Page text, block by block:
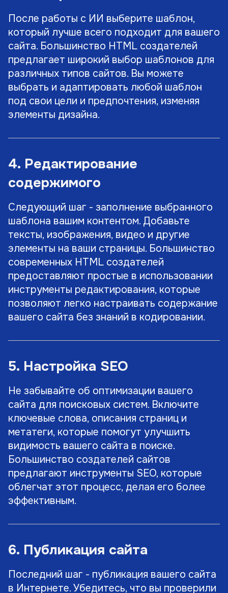
После работы с ИИ выберите шаблон,
который лучше всего подходит для вашего
сайта. Большинство HTML создателей
предлагает широкий выбор шаблонов для
различных типов сайтов. Вы можете
выбрать и адаптировать любой шаблон
под свои цели и предпочтения, изменяя
элементы дизайна.
4. Редактирование
содержимого
Следующий шаг - заполнение выбранного
шаблона вашим контентом. Добавьте
тексты, изображения, видео и другие
элементы на ваши страницы. Большинство
современных HTML создателей
предоставляют простые в использовании
инструменты редактирования, которые
позволяют легко настраивать содержание
вашего сайта без знаний в кодировании.
5. Настройка SEO
Не забывайте об оптимизации вашего
сайта для поисковых систем. Включите
ключевые слова, описания страниц и
метатеги, которые помогут улучшить
видимость вашего сайта в поиске.
Большинство создателей сайтов
предлагают инструменты SEO, которые
облегчат этот процесс, делая его более
эффективным.
6. Публикация сайта
Последний шаг - публикация вашего сайта
в Интернете. Убедитесь, что вы проверили